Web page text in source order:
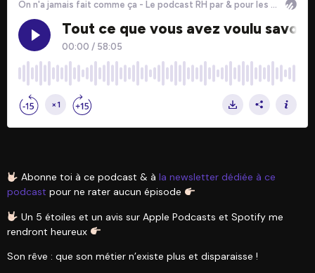
Abonne toi à ce podcast & à la newsletter dédiée à ce
podcast pour ne rater aucun épisode
Un 5 étoiles et un avis sur Apple Podcasts et Spotify me
rendront heureux
Son rêve : que son métier n’existe plus et disparaisse !